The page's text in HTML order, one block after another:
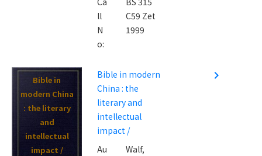
ll
N
o:
C59 Zet
1999
Bible in
modern China
: the literary
and
intellectual
impact /
Bible in modern
China : the
literary and
intellectual
impact /
Au
Walf,
navigate_next